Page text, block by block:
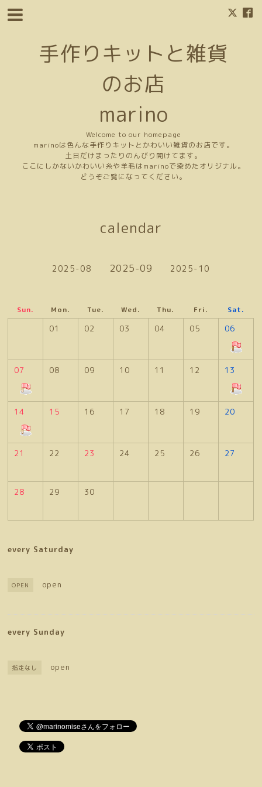
手作りキットと雑貨
のお店
marino
Welcome to our homepage
marinoは色んな手作りキットとかわいい雑貨のお店です。
土日だけまったりのんびり開けてます。
ここにしかないかわいい糸や羊毛はmarinoで染めたオリジナル。
どうぞご覧になってください。
calendar
2025-08 2025-09 2025-10
Sun. Mon. Tue. Wed. Thu. Fri. Sat.
01 02 03 04 05 06
07 08 09 10 11 12 13
14 15 16 17 18 19 20
21 22 23 24 25 26 27
28 29 30
every Saturday
OPEN open
every Sunday
指定なし open